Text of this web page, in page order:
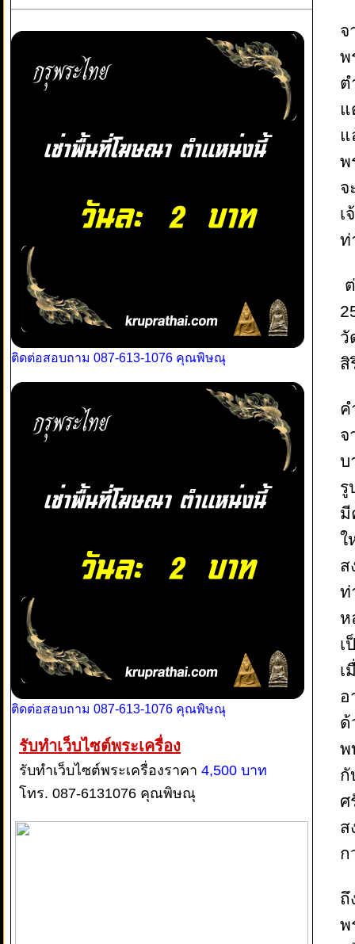
ติดต่อสอบถาม 087-613-1076 คุณพิษณุ
ติดต่อสอบถาม 087-613-1076 คุณพิษณุ
รับทำเว็บไซต์พระเครื่อง
รับทำเว็บไซต์พระเครื่องราคา 4,500 บาท
โทร. 087-6131076 คุณพิษณุ
จ
พ
ต
แ
แ
พ
จ
เ
ท่
วั
สิ
ค
จ
บ
รู
มี
ใ
ส
ท่
ห
เ
เ
อ
ด้
พ
กั
ศ
ส
ก
ถึ
พ